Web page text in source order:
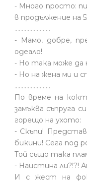
- Много просто:
в продължение на
........................
- Мамо, добре,
одеало!
- Но така може
- Но на жена ми и
........................
По време на
замъква съпруга
горещо на ухото:
- Скъпи!
бикини! Сега
Той също така
- Наистина ли?!?!
И с жест на